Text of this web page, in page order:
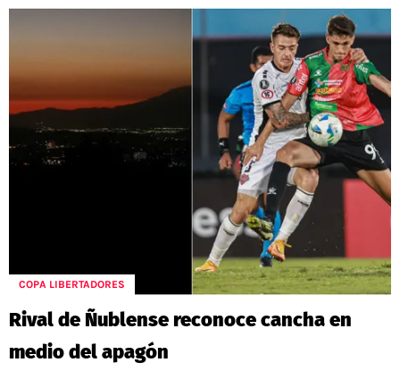
COPA LIBERTADORES
Rival de Ñublense reconoce cancha en
medio del apagón